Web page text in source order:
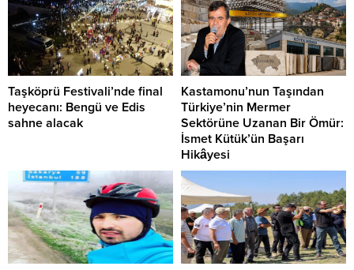
Taşköprü Festivali’nde final
heyecanı: Bengü ve Edis
sahne alacak
Kastamonu’nun Taşından
Türkiye’nin Mermer
Sektörüne Uzanan Bir Ömür:
İsmet Kütük’ün Başarı
Hikâyesi